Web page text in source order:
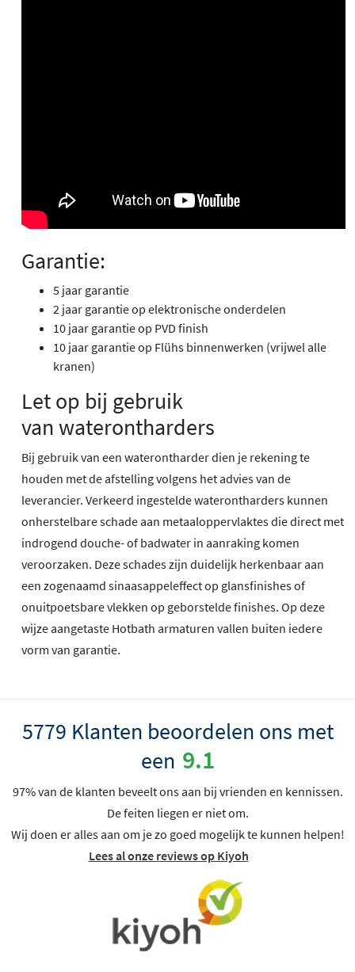
Garantie:
5 jaar garantie
2 jaar garantie op elektronische onderdelen
10 jaar garantie op PVD finish
10 jaar garantie op Flühs binnenwerken (vrijwel alle
kranen)
Let op bij gebruik
van waterontharders
Bij gebruik van een waterontharder dien je rekening te
houden met de afstelling volgens het advies van de
leverancier. Verkeerd ingestelde waterontharders kunnen
onherstelbare schade aan metaaloppervlaktes die direct met
indrogend douche- of badwater in aanraking komen
veroorzaken. Deze schades zijn duidelijk herkenbaar aan
een zogenaamd sinaasappeleffect op glansfinishes of
onuitpoetsbare vlekken op geborstelde finishes. Op deze
wijze aangetaste Hotbath armaturen vallen buiten iedere
vorm van garantie.
5779 Klanten beoordelen ons met
een 9.1
97% van de klanten beveelt ons aan bij vrienden en kennissen.
De feiten liegen er niet om.
Wij doen er alles aan om je zo goed mogelijk te kunnen helpen!
Lees al onze reviews op Kiyoh